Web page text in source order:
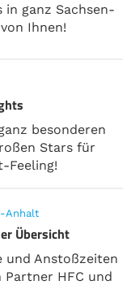
in ganz Sachsen-
Ihnen!
besonderen
Stars für
Feeling!
Anhalt
Übersicht
und Anstoßzeiten
HFC und